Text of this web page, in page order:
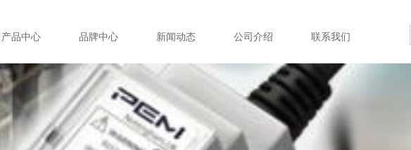
产品中心 品牌中心 新闻动态 公司介绍 联系我们